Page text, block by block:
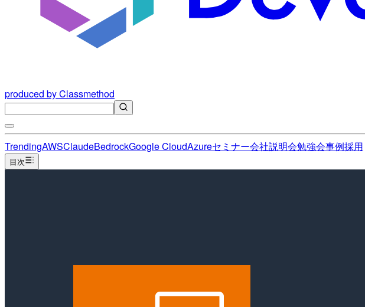
produced by Classmethod
TrendingAWSClaudeBedrockGoogle CloudAzureセミナー会社説明会勉強会事例採用
目次